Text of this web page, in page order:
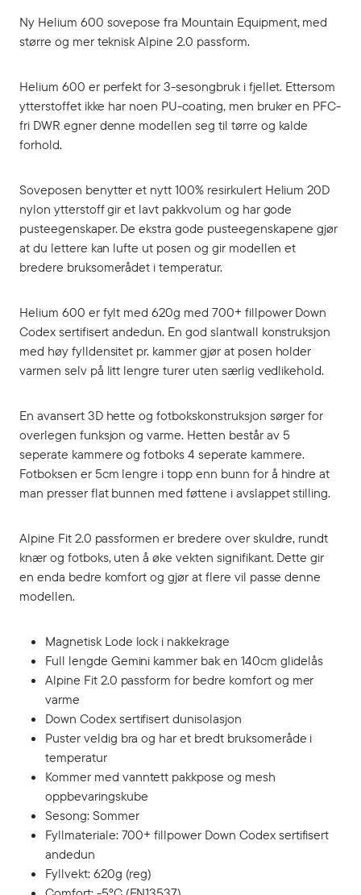
Ny Helium 600 sovepose fra Mountain Equipment, med
større og mer teknisk Alpine 2.0 passform.
Helium 600 er perfekt for 3-sesongbruk i fjellet. Ettersom
ytterstoffet ikke har noen PU-coating, men bruker en PFC-
fri DWR egner denne modellen seg til tørre og kalde
forhold.
Soveposen benytter et nytt 100% resirkulert Helium 20D
nylon ytterstoff gir et lavt pakkvolum og har gode
pusteegenskaper. De ekstra gode pusteegenskapene gjør
at du lettere kan lufte ut posen og gir modellen et
bredere bruksomerådet i temperatur.
Helium 600 er fylt med 620g med 700+ fillpower Down
Codex sertifisert andedun. En god slantwall konstruksjon
med høy fylldensitet pr. kammer gjør at posen holder
varmen selv på litt lengre turer uten særlig vedlikehold.
En avansert 3D hette og fotbokskonstruksjon sørger for
overlegen funksjon og varme. Hetten består av 5
seperate kammere og fotboks 4 seperate kammere.
Fotboksen er 5cm lengre i topp enn bunn for å hindre at
man presser flat bunnen med føttene i avslappet stilling.
Alpine Fit 2.0 passformen er bredere over skuldre, rundt
knær og fotboks, uten å øke vekten signifikant. Dette gir
en enda bedre komfort og gjør at flere vil passe denne
modellen.
Magnetisk Lode lock i nakkekrage
Full lengde Gemini kammer bak en 140cm glidelås
Alpine Fit 2.0 passform for bedre komfort og mer
varme
Down Codex sertifisert dunisolasjon
Puster veldig bra og har et bredt bruksomeråde i
temperatur
Kommer med vanntett pakkpose og mesh
oppbevaringskube
Sesong: Sommer
Fyllmateriale: 700+ fillpower Down Codex sertifisert
andedun
Fyllvekt: 620g (reg)